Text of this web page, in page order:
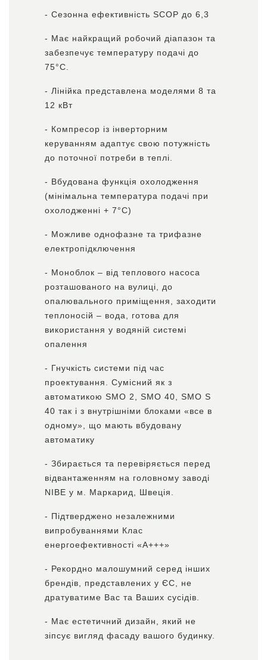
- Сезонна ефективність SCOP до 6,3
- Має найкращий робочий діапазон та
забезпечує температуру подачі до
75°C.
- Лінійка представлена ​​моделями 8 та
12 кВт
- Компресор із інверторним
керуванням адаптує свою потужність
до поточної потреби в теплі.
- Вбудована функція охолодження
(мінімальна температура подачі при
охолодженні + 7°C)
- Можливе однофазне та трифазне
електропідключення
- Моноблок – від теплового насоса
розташованого на вулиці, до
опалювального приміщення, заходити
теплоносій – вода, готова для
використання у водяній системі
опалення
- Гнучкість системи під час
проектування. Сумісний як з
автоматикою SMO 2, SMO 40, SMO S
40 так і з внутрішніми блоками «все в
одному», що мають вбудовану
автоматику
- Збирається та перевіряється перед
відвантаженням на головному заводі
NIBE у м. Маркарид, Швеція.
- Підтверджено незалежними
випробуваннями Клас
енергоефективності «А+++»
- Рекордно малошумний серед інших
брендів, представлених у ЄС, не
дратуватиме Вас та Ваших сусідів.
- Має естетичний дизайн, який не
зіпсує вигляд фасаду вашого будинку.